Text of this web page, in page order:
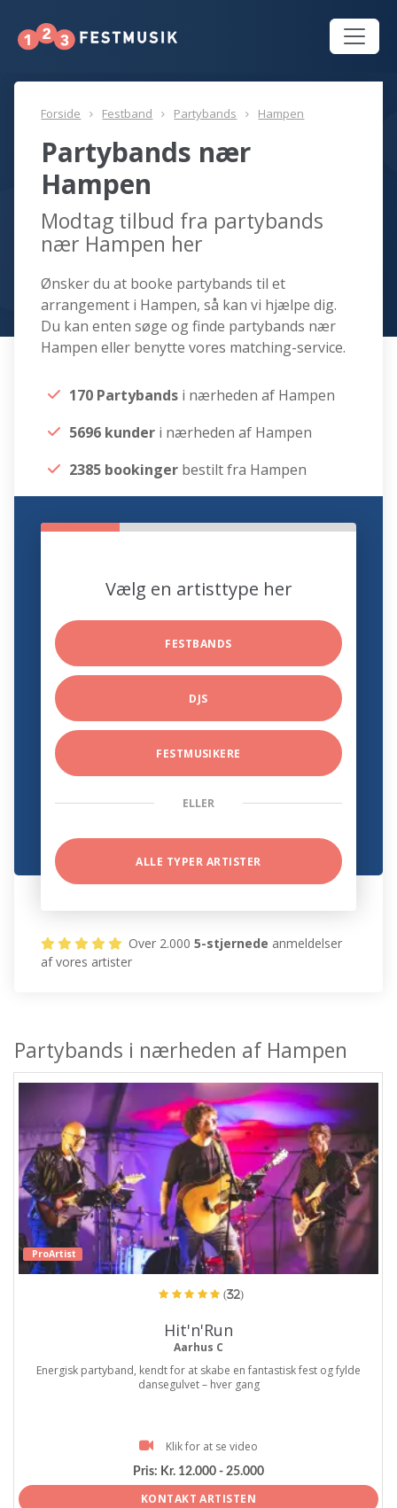
Forside Festband Partybands Hampen
Partybands nær
Hampen
Modtag tilbud fra partybands
nær Hampen her
Ønsker du at booke partybands til et
arrangement i Hampen, så kan vi hjælpe dig.
Du kan enten søge og finde partybands nær
Hampen eller benytte vores matching-service.
170 Partybands i nærheden af Hampen
5696 kunder i nærheden af Hampen
2385 bookinger bestilt fra Hampen
Vælg en artisttype her
FESTBANDS
DJS
FESTMUSIKERE
ELLER
ALLE TYPER ARTISTER
Over 2.0005-stjernede anmeldelser
af vores artister
Partybands i nærheden af Hampen
ProArtist
(32)
Hit'n'Run
Aarhus C
Energisk partyband, kendt for at skabe en fantastisk fest og fylde
dansegulvet – hver gang
Klik for at se video
Pris: Kr. 12.000 - 25.000
KONTAKT ARTISTEN